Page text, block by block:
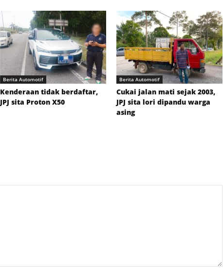
Berita Automotif
Kenderaan tidak berdaftar,
JPJ sita Proton X50
Berita Automotif
Cukai jalan mati sejak 2003,
JPJ sita lori dipandu warga
asing